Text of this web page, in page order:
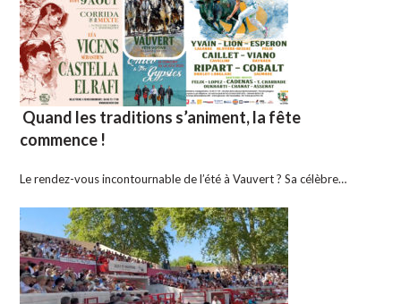
Quand les traditions s’animent, la fête
commence !
Le rendez-vous incontournable de l’été à Vauvert ? Sa célèbre…